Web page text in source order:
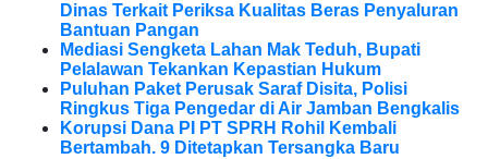
Dinas Terkait Periksa Kualitas Beras Penyaluran
Bantuan Pangan
Mediasi Sengketa Lahan Mak Teduh, Bupati
Pelalawan Tekankan Kepastian Hukum
Puluhan Paket Perusak Saraf Disita, Polisi
Ringkus Tiga Pengedar di Air Jamban Bengkalis
Korupsi Dana PI PT SPRH Rohil Kembali
Bertambah. 9 Ditetapkan Tersangka Baru